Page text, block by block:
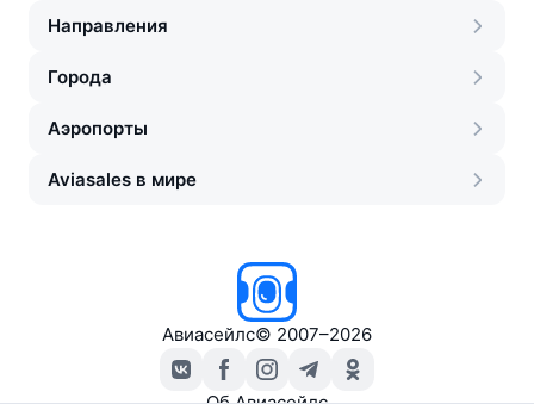
Направления
Города
Аэропорты
Aviasales в мире
Авиасейлс© 2007–2026